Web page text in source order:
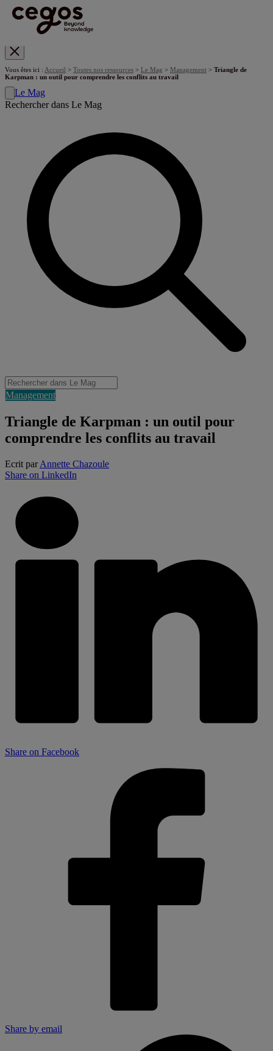
Vous êtes ici : Accueil > Toutes nos ressources > Le Mag > Management > Triangle de
Karpman : un outil pour comprendre les conflits au travail
Le Mag
Rechercher dans Le Mag
Management
Triangle de Karpman : un outil pour
comprendre les conflits au travail
Ecrit parAnnette Chazoule
Share on LinkedIn
Share on Facebook
Share by email